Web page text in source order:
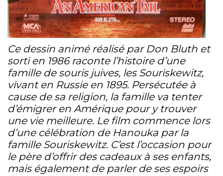
Ce dessin animé réalisé par Don Bluth et
sorti en 1986 raconte l’histoire d’une
famille de souris juives, les Souriskewitz,
vivant en Russie en 1895. Persécutée à
cause de sa religion, la famille va tenter
d’émigrer en Amérique pour y trouver
une vie meilleure. Le film commence lors
d’une célébration de Hanouka par la
famille Souriskewitz. C’est l’occasion pour
le père d’offrir des cadeaux à ses enfants,
mais également de parler de ses espoirs